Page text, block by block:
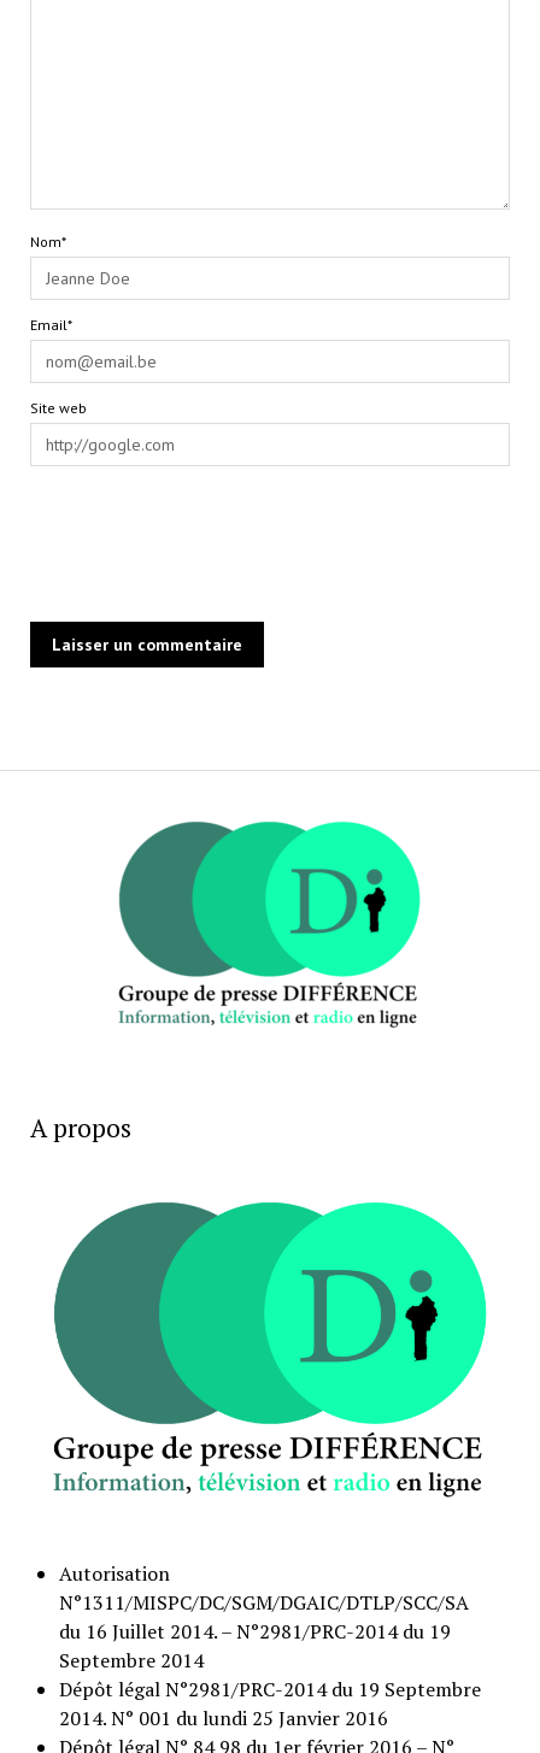
Nom*
Email*
Site web
A propos
Autorisation
N°1311/MISPC/DC/SGM/DGAIC/DTLP/SCC/SA
du 16 Juillet 2014. – N°2981/PRC-2014 du 19
Septembre 2014
Dépôt légal N°2981/PRC-2014 du 19 Septembre
2014. N° 001 du lundi 25 Janvier 2016
Dépôt légal N° 84 98 du 1er février 2016 – N°